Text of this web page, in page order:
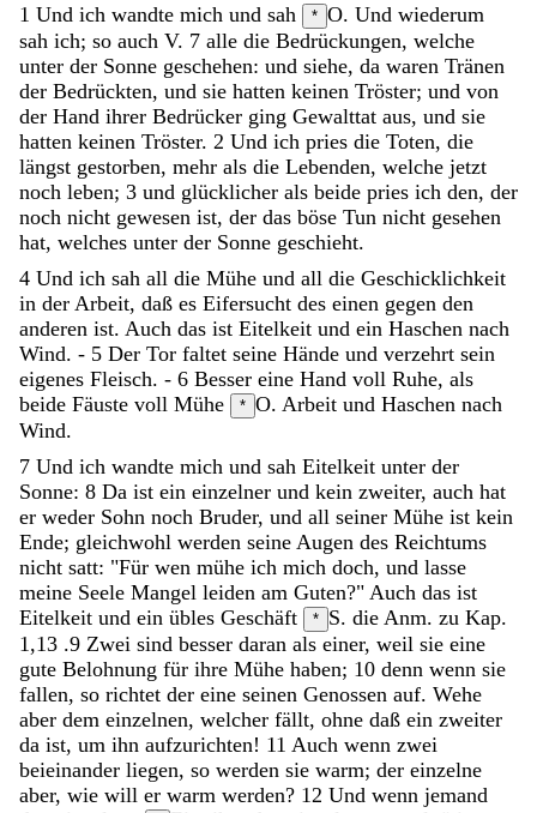
1 Und ich wandte mich und sah * O. Und wiederum
sah ich; so auch V. 7 alle die Bedrückungen, welche
unter der Sonne geschehen: und siehe, da waren Tränen
der Bedrückten, und sie hatten keinen Tröster; und von
der Hand ihrer Bedrücker ging Gewalttat aus, und sie
hatten keinen Tröster. 2 Und ich pries die Toten, die
längst gestorben, mehr als die Lebenden, welche jetzt
noch leben; 3 und glücklicher als beide pries ich den, der
noch nicht gewesen ist, der das böse Tun nicht gesehen
hat, welches unter der Sonne geschieht.
4 Und ich sah all die Mühe und all die Geschicklichkeit
in der Arbeit, daß es Eifersucht des einen gegen den
anderen ist. Auch das ist Eitelkeit und ein Haschen nach
Wind. - 5 Der Tor faltet seine Hände und verzehrt sein
eigenes Fleisch. - 6 Besser eine Hand voll Ruhe, als
beide Fäuste voll Mühe * O. Arbeit und Haschen nach
Wind.
7 Und ich wandte mich und sah Eitelkeit unter der
Sonne: 8 Da ist ein einzelner und kein zweiter, auch hat
er weder Sohn noch Bruder, und all seiner Mühe ist kein
Ende; gleichwohl werden seine Augen des Reichtums
nicht satt: "Für wen mühe ich mich doch, und lasse
meine Seele Mangel leiden am Guten?" Auch das ist
Eitelkeit und ein übles Geschäft * S. die Anm. zu Kap.
1,13 .9 Zwei sind besser daran als einer, weil sie eine
gute Belohnung für ihre Mühe haben; 10 denn wenn sie
fallen, so richtet der eine seinen Genossen auf. Wehe
aber dem einzelnen, welcher fällt, ohne daß ein zweiter
da ist, um ihn aufzurichten! 11 Auch wenn zwei
beieinander liegen, so werden sie warm; der einzelne
aber, wie will er warm werden? 12 Und wenn jemand